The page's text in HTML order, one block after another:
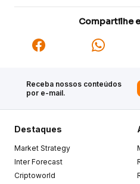
Compartilhe
Receba nossos conteúdos
por e-mail.
Destaques
Market Strategy
Inter Forecast
Criptoworld